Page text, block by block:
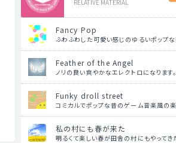
RELATIVE MATERIAL
Fancy Pop
ふわふわした可愛い感じのゆるいポップ
Feather of the Angel
ノリの良い爽やかなエレクトロになります
Funky droll street
コミカルでポップな昔のゲーム音楽風の
私の村にも春が来た
明るくて楽しい春が田舎の村にもやって